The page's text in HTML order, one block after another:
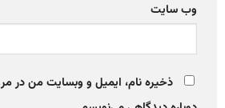
وب‌ سایت
ذخیره نام، ایمیل و وبسایت من در